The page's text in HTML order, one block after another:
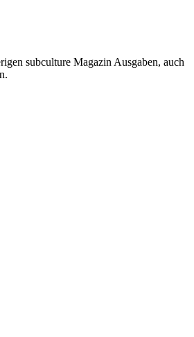
subculture Magazin Ausgaben, auch